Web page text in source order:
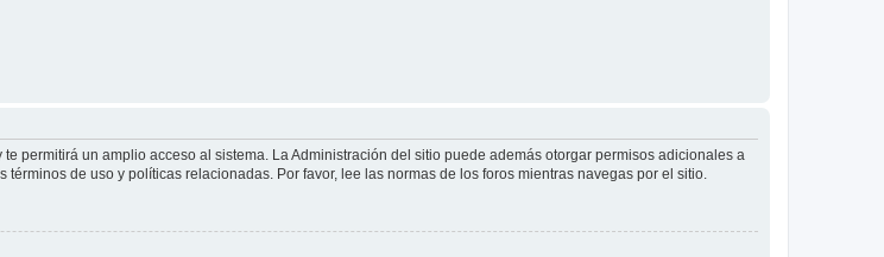
permitirá un amplio acceso al sistema. La Administración del sitio puede además otorgar permisos adicionales a
de uso y políticas relacionadas. Por favor, lee las normas de los foros mientras navegas por el sitio.